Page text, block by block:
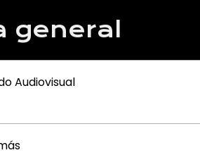
general
Audiovisual